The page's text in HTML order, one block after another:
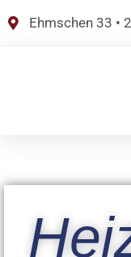
Ehmschen 33 •